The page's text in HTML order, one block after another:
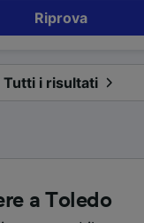
Riprova
Tutti i risultati
a Toledo